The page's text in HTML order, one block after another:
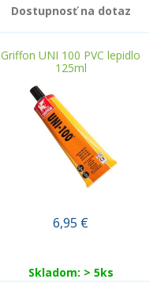
Dostupnosť na dotaz
Griffon UNI 100 PVC lepidlo
125ml
6,95 €
Skladom: > 5ks